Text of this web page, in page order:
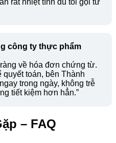
rất nhiệt tình dù tôi gọi tư
công ty thực phẩm
về hóa đơn chứng từ.
quyết toán, bên Thành
trong ngày, không trễ
tiết kiệm hơn hẳn.”
– FAQ